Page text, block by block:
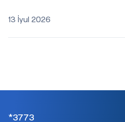
13 İyul 2026
*3773